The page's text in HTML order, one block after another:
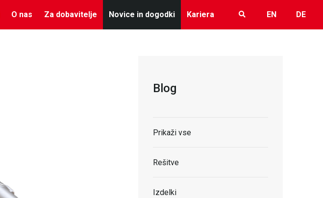
O nas Za dobavitelje Novice in dogodki Kariera EN DE
Blog
Prikaži vse
Rešitve
Izdelki